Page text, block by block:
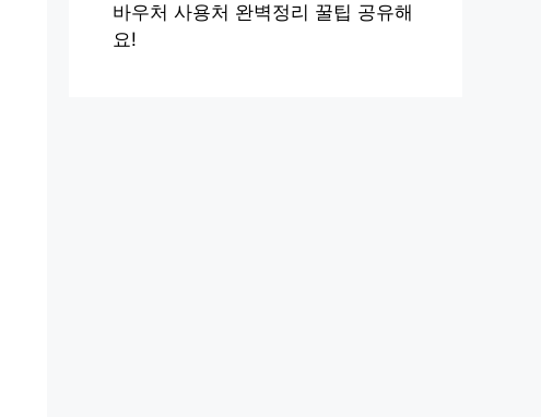
바우처 사용처 완벽정리 꿀팁 공유해
요!